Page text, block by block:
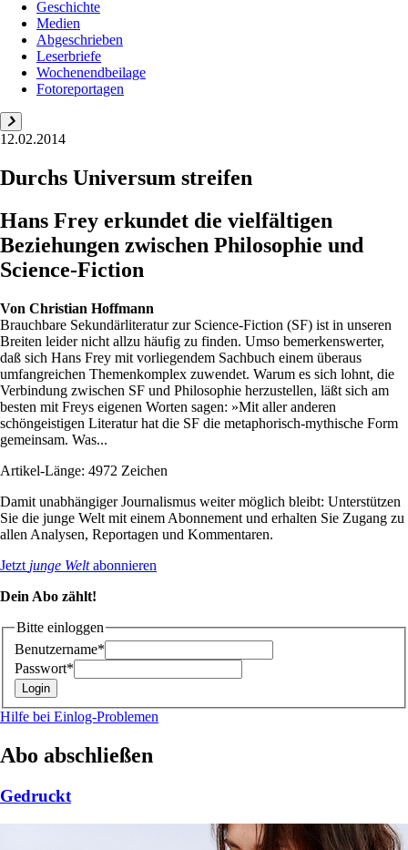
Geschichte
Medien
Abgeschrieben
Leserbriefe
Wochenendbeilage
Fotoreportagen
12.02.2014
Durchs Universum streifen
Hans Frey erkundet die vielfältigen
Beziehungen zwischen Philosophie und
Science-Fiction
Von Christian Hoffmann
Brauchbare Sekundärliteratur zur Science-Fiction (SF) ist in unseren
Breiten leider nicht allzu häufig zu finden. Umso bemerkenswerter,
daß sich Hans Frey mit vorliegendem Sachbuch einem überaus
umfangreichen Themenkomplex zuwendet. Warum es sich lohnt, die
Verbindung zwischen SF und Philosophie herzustellen, läßt sich am
besten mit Freys eigenen Worten sagen: »Mit aller anderen
schöngeistigen Literatur hat die SF die metaphorisch-mythische Form
gemeinsam. Was...
Artikel-Länge: 4972 Zeichen
Damit unabhängiger Journalismus weiter möglich bleibt: Unterstützen
Sie die junge Welt mit einem Abonnement und erhalten Sie Zugang zu
allen Analysen, Reportagen und Kommentaren.
Jetzt junge Weltabonnieren
Dein Abo zählt!
Bitte einloggen
Benutzername*
Passwort*
Hilfe bei Einlog-Problemen
Abo abschließen
Gedruckt